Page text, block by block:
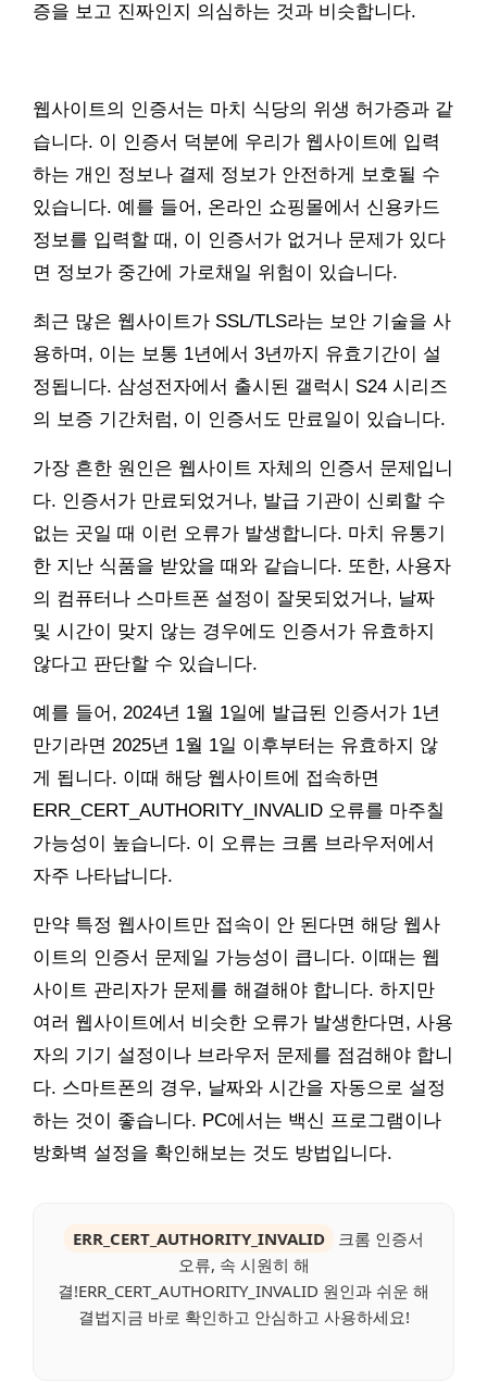
증을 보고 진짜인지 의심하는 것과 비슷합니다.
웹사이트의 인증서는 마치 식당의 위생 허가증과 같
습니다. 이 인증서 덕분에 우리가 웹사이트에 입력
하는 개인 정보나 결제 정보가 안전하게 보호될 수
있습니다. 예를 들어, 온라인 쇼핑몰에서 신용카드
정보를 입력할 때, 이 인증서가 없거나 문제가 있다
면 정보가 중간에 가로채일 위험이 있습니다.
최근 많은 웹사이트가 SSL/TLS라는 보안 기술을 사
용하며, 이는 보통 1년에서 3년까지 유효기간이 설
정됩니다. 삼성전자에서 출시된 갤럭시 S24 시리즈
의 보증 기간처럼, 이 인증서도 만료일이 있습니다.
가장 흔한 원인은 웹사이트 자체의 인증서 문제입니
다. 인증서가 만료되었거나, 발급 기관이 신뢰할 수
없는 곳일 때 이런 오류가 발생합니다. 마치 유통기
한 지난 식품을 받았을 때와 같습니다. 또한, 사용자
의 컴퓨터나 스마트폰 설정이 잘못되었거나, 날짜
및 시간이 맞지 않는 경우에도 인증서가 유효하지
않다고 판단할 수 있습니다.
예를 들어, 2024년 1월 1일에 발급된 인증서가 1년
만기라면 2025년 1월 1일 이후부터는 유효하지 않
게 됩니다. 이때 해당 웹사이트에 접속하면
ERR_CERT_AUTHORITY_INVALID 오류를 마주칠
가능성이 높습니다. 이 오류는 크롬 브라우저에서
자주 나타납니다.
만약 특정 웹사이트만 접속이 안 된다면 해당 웹사
이트의 인증서 문제일 가능성이 큽니다. 이때는 웹
사이트 관리자가 문제를 해결해야 합니다. 하지만
여러 웹사이트에서 비슷한 오류가 발생한다면, 사용
자의 기기 설정이나 브라우저 문제를 점검해야 합니
다. 스마트폰의 경우, 날짜와 시간을 자동으로 설정
하는 것이 좋습니다. PC에서는 백신 프로그램이나
방화벽 설정을 확인해보는 것도 방법입니다.
ERR_CERT_AUTHORITY_INVALID
크롬 인증서
오류, 속 시원히 해
결!ERR_CERT_AUTHORITY_INVALID 원인과 쉬운 해
결법지금 바로 확인하고 안심하고 사용하세요!